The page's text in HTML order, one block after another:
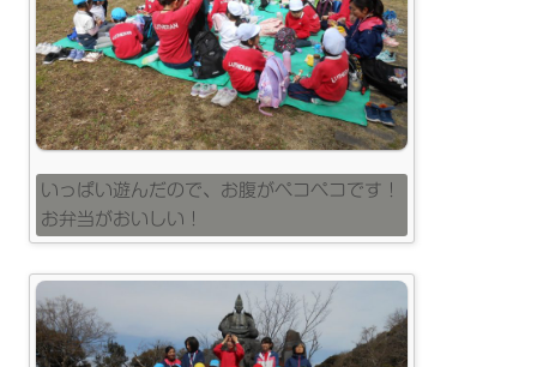
いっぱい遊んだので、お腹がペコペコです！
お弁当がおいしい！